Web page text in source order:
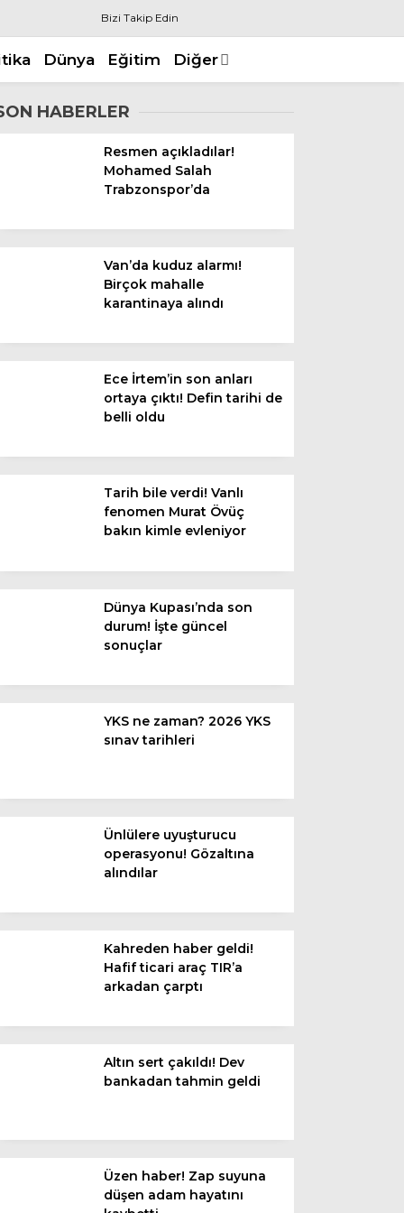
Bölge
3.Sayfa
Ekonomi
WhatsApp İhbar
Bizi Takip Edin
Dünya Eğitim Diğer
HABERLER
Resmen açıkladılar!
Mohamed Salah
Trabzonspor’da
Van’da kuduz alarmı!
Birçok mahalle
karantinaya alındı
Ece İrtem’in son anları
ortaya çıktı! Defin tarihi de
belli oldu
Tarih bile verdi! Vanlı
fenomen Murat Övüç
bakın kimle evleniyor
Dünya Kupası’nda son
durum! İşte güncel
sonuçlar
YKS ne zaman? 2026 YKS
sınav tarihleri
Ünlülere uyuşturucu
operasyonu! Gözaltına
alındılar
Kahreden haber geldi!
Hafif ticari araç TIR’a
arkadan çarptı
Altın sert çakıldı! Dev
bankadan tahmin geldi
Üzen haber! Zap suyuna
düşen adam hayatını